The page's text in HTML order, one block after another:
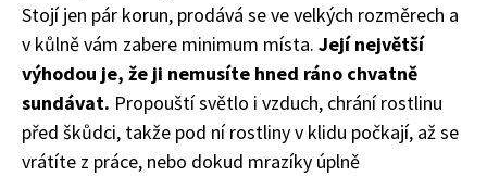
Stojí jen pár korun, prodává se ve velkých rozměrech a
v kůlně vám zabere minimum místa. Její největší
výhodou je, že ji nemusíte hned ráno chvatně
sundávat. Propouští světlo i vzduch, chrání rostlinu
před škůdci, takže pod ní rostliny v klidu počkají, až se
vrátíte z práce, nebo dokud mrazíky úplně